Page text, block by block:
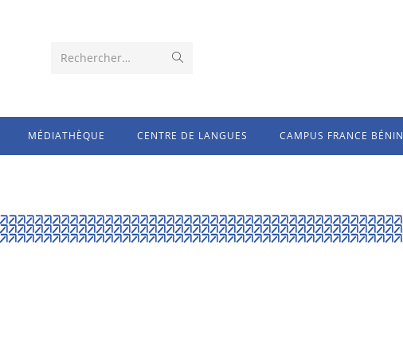
Rechercher…
MÉDIATHÈQUE CENTRE DE LANGUES CAMPUS FRANCE BÉNIN